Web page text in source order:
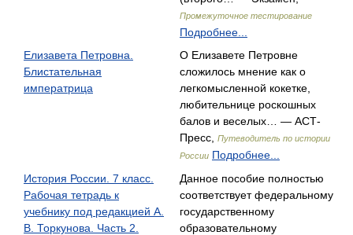
Промежуточное тестирование
Подробнее...
Елизавета Петровна.
Блистательная
императрица
О Елизавете Петровне
сложилось мнение как о
легкомысленной кокетке,
любительнице роскошных
балов и веселых… — АСТ-
Пресс,
Путеводитель по истории
России Подробнее...
История России. 7 класс.
Рабочая тетрадь к
учебнику под редакцией А.
В. Торкунова. Часть 2.
Данное пособие полностью
соответствует федеральному
государственному
образовательному